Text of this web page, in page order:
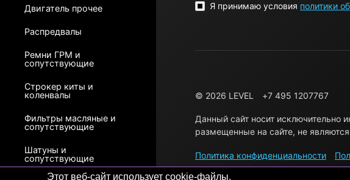
Этот веб-сайт использует cookie-файлы.
Я принимаю условия политики
© 2026 LEVEL +7 495 1207767
Данный сайт носит
размещенные на сайте, не
Политика конфиденциальности
Двигатель прочее
Распредвалы
Ремни ГРМ и
сопутствующие
Строкер киты и
коленвалы
Фильтры масляные и
сопутствующие
Шатуны и
сопутствующие